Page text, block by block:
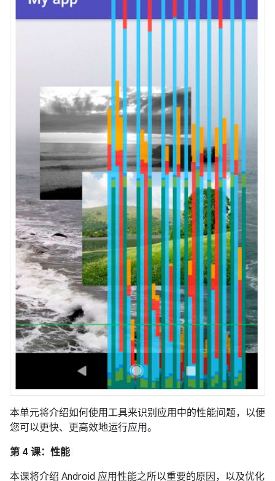
本单元将介绍如何使用工具来识别应用中的性能问题，以便
您可以更快、更高效地运行应用。
第 4 课：性能
本课将介绍 Android 应用性能之所以重要的原因，以及优化